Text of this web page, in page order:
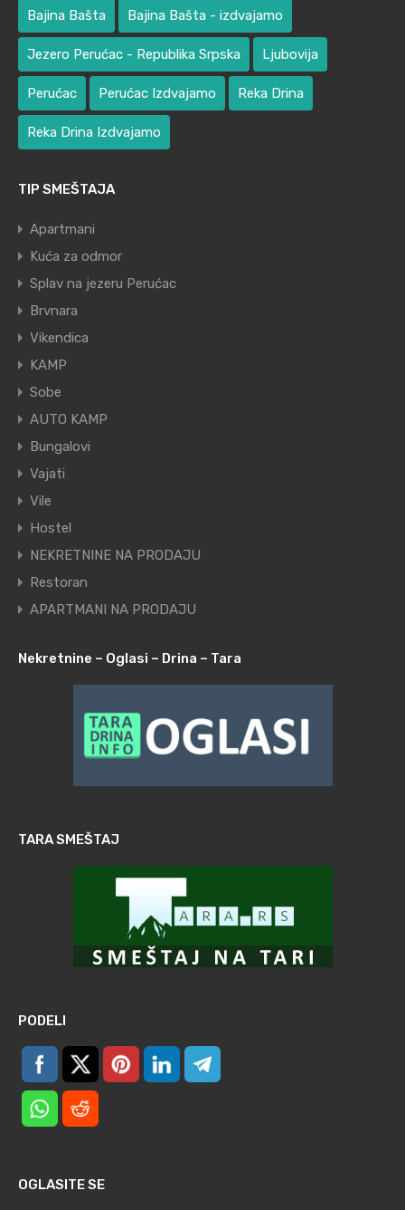
Bajina Bašta Bajina Bašta - izdvajamo
Jezero Perućac - Republika Srpska Ljubovija
Perućac Perućac Izdvajamo Reka Drina
Reka Drina Izdvajamo
TIP SMEŠTAJA
Apartmani
Kuća za odmor
Splav na jezeru Perućac
Brvnara
Vikendica
KAMP
Sobe
AUTO KAMP
Bungalovi
Vajati
Vile
Hostel
NEKRETNINE NA PRODAJU
Restoran
APARTMANI NA PRODAJU
Nekretnine – Oglasi – Drina – Tara
TARA SMEŠTAJ
PODELI
OGLASITE SE